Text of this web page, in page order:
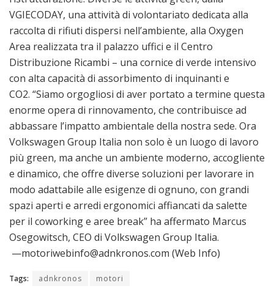
VGIECODAY, una attività di volontariato dedicata alla
raccolta di rifiuti dispersi nell’ambiente, alla Oxygen
Area realizzata tra il palazzo uffici e il Centro
Distribuzione Ricambi – una cornice di verde intensivo
con alta capacità di assorbimento di inquinanti e
CO2. “Siamo orgogliosi di aver portato a termine questa
enorme opera di rinnovamento, che contribuisce ad
abbassare l’impatto ambientale della nostra sede. Ora
Volkswagen Group Italia non solo è un luogo di lavoro
più green, ma anche un ambiente moderno, accogliente
e dinamico, che offre diverse soluzioni per lavorare in
modo adattabile alle esigenze di ognuno, con grandi
spazi aperti e arredi ergonomici affiancati da salette
per il coworking e aree break” ha affermato Marcus
Osegowitsch, CEO di Volkswagen Group Italia.
—motoriwebinfo@adnkronos.com (Web Info)
Tags: adnkronos motori